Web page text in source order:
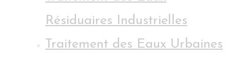
Résiduaires Industrielles
Traitement des Eaux Urbaines